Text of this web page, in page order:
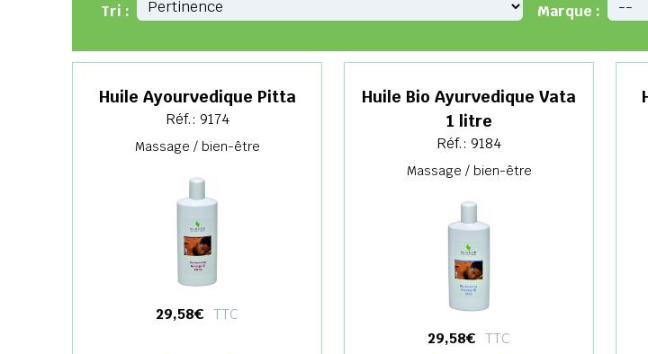
Tri : Marque :
Huile Ayourvedique Pitta
Réf.: 9174
Massage / bien-être
29,58€ TTC
Huile Bio Ayurvedique Vata
1 litre
Réf.: 9184
Massage / bien-être
29,58€ TTC